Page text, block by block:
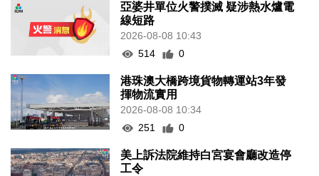
亞婆井單位火警撲滅 疑涉熱水爐電
線短路
2026-08-08 10:43
514
0
港珠澳大橋跨境貨物轉運站3年發
揮物流實用
2026-08-08 10:34
251
0
美上訴法院維持白宮宴會廳改造停
工令